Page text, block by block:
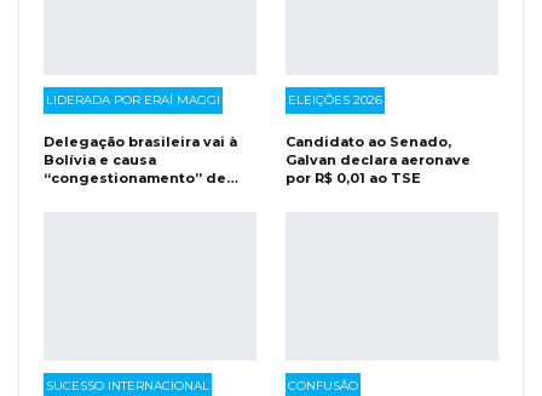
LIDERADA POR ERAÍ MAGGI
Delegação brasileira vai à
Bolívia e causa
“congestionamento” de…
ELEIÇÕES 2026
Candidato ao Senado,
Galvan declara aeronave
por R$ 0,01 ao TSE
SUCESSO INTERNACIONAL CONFUSÃO